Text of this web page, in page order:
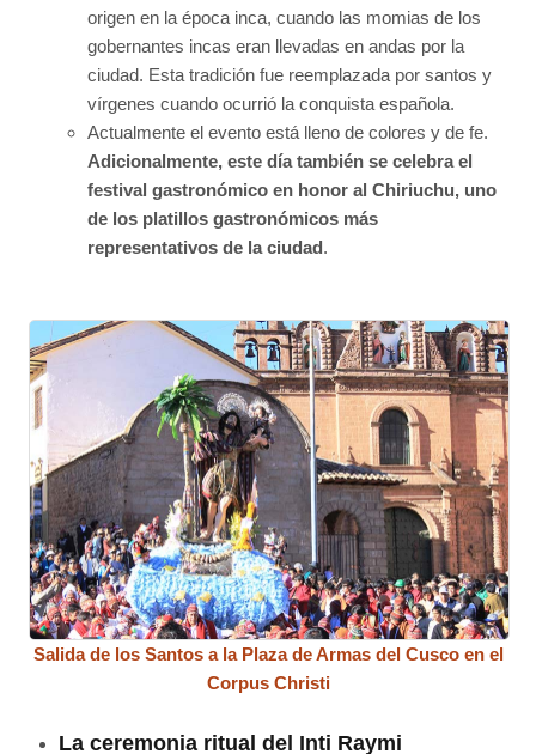
origen en la época inca, cuando las momias de los
gobernantes incas eran llevadas en andas por la
ciudad. Esta tradición fue reemplazada por santos y
vírgenes cuando ocurrió la conquista española.
Actualmente el evento está lleno de colores y de fe.
Adicionalmente, este día también se celebra el
festival gastronómico en honor al Chiriuchu, uno
de los platillos gastronómicos más
representativos de la ciudad.
Salida de los Santos a la Plaza de Armas del Cusco en el
Corpus Christi
La ceremonia ritual del Inti Raymi